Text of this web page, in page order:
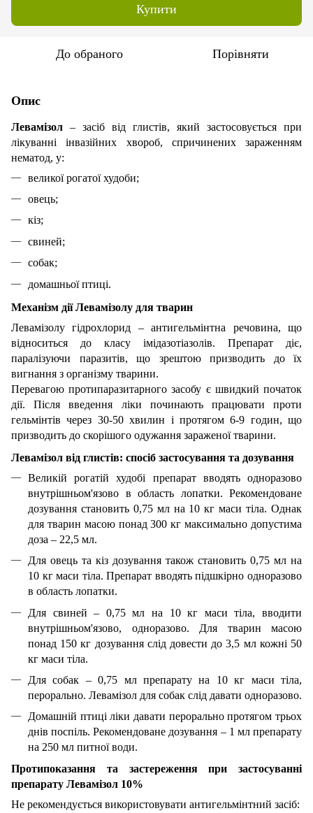
Купити
До обраного Порівняти
Опис
Левамізол – засіб від глистів, який застосовується при
лікуванні інвазійних хвороб, спричинених зараженням
нематод, у:
великої рогатої худоби;
овець;
кіз;
свиней;
собак;
домашньої птиці.
Механізм дії Левамізолу для тварин
Левамізолу гідрохлорид – антигельмінтна речовина, що
відноситься до класу імідазотіазолів. Препарат діє,
паралізуючи паразитів, що зрештою призводить до їх
вигнання з організму тварини.
Перевагою протипаразитарного засобу є швидкий початок
дії. Після введення ліки починають працювати проти
гельмінтів через 30-50 хвилин і протягом 6-9 годин, що
призводить до скорішого одужання зараженої тварини.
Левамізол від глистів: спосіб застосування та дозування
Великій рогатій худобі препарат вводять одноразово
внутрішньом'язово в область лопатки. Рекомендоване
дозування становить 0,75 мл на 10 кг маси тіла. Однак
для тварин масою понад 300 кг максимально допустима
доза – 22,5 мл.
Для овець та кіз дозування також становить 0,75 мл на
10 кг маси тіла. Препарат вводять підшкірно одноразово
в область лопатки.
Для свиней – 0,75 мл на 10 кг маси тіла, вводити
внутрішньом'язово, одноразово. Для тварин масою
понад 150 кг дозування слід довести до 3,5 мл кожні 50
кг маси тіла.
Для собак – 0,75 мл препарату на 10 кг маси тіла,
перорально. Левамізол для собак слід давати одноразово.
Домашній птиці ліки давати перорально протягом трьох
днів поспіль. Рекомендоване дозування – 1 мл препарату
на 250 мл питної води.
Протипоказання та застереження при застосуванні
препарату Левамізол 10%
Не рекомендується використовувати антигельмінтний засіб: